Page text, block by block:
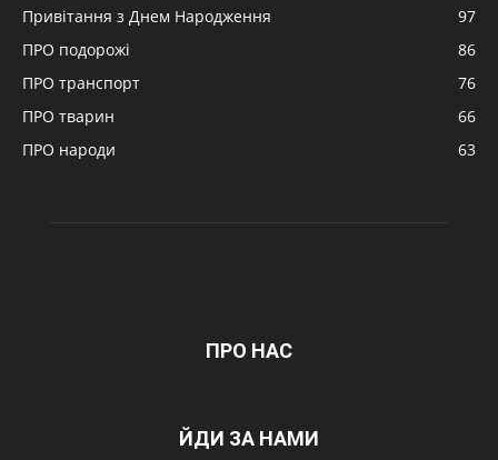
Привітання з Днем Народження
97
ПРО подорожі
86
ПРО транспорт
76
ПРО тварин
66
ПРО народи
63
ПРО НАС
ЙДИ ЗА НАМИ